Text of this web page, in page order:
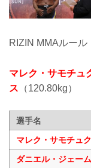
RIZIN MMAルール
マレク・サモチュ
ス （120.80kg）
選手名
マレク・サモチュク
ダニエル・ジェー